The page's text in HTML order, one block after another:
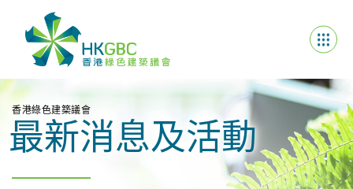
香港綠色建築議會
最新消息及活動